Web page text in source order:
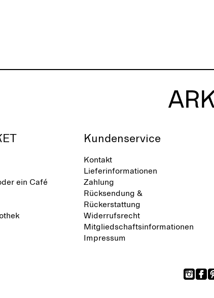
ein Café
Kundenservice
Kontakt
Lieferinformationen
Zahlung
Rücksendung &
Rückerstattung
Widerrufsrecht
Mitgliedschaftsinformationen
Impressum